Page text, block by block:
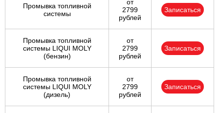
Промывка топливной
системы
от
2799
рублей
Записаться
Промывка топливной
системы LIQUI MOLY
(бензин)
от
2799
рублей
Записаться
Промывка топливной
системы LIQUI MOLY
(дизель)
от
2799
рублей
Записаться